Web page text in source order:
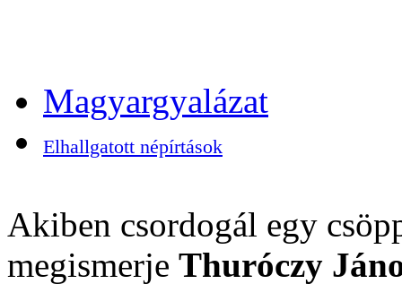
Magyargyalázat
Elhallgatott népírtások
Akiben csordogál egy
megismerje Thuróczy